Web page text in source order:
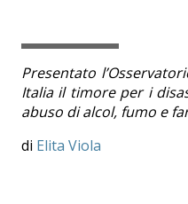
Presentato
Italia il timore per i
abuso di alcol, fumo e
Elita Viola